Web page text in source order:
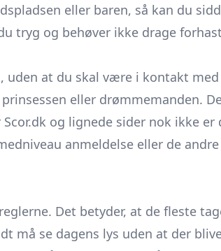
eller baren, så kan du
tryg og behøver ikke drage
uden at du skal være i kontakt
eller drømmemanden.
Scor.dk og lignede sider nok ikke
anmeldelse eller de
Det betyder, at de fleste
må se dagens lys uden at der